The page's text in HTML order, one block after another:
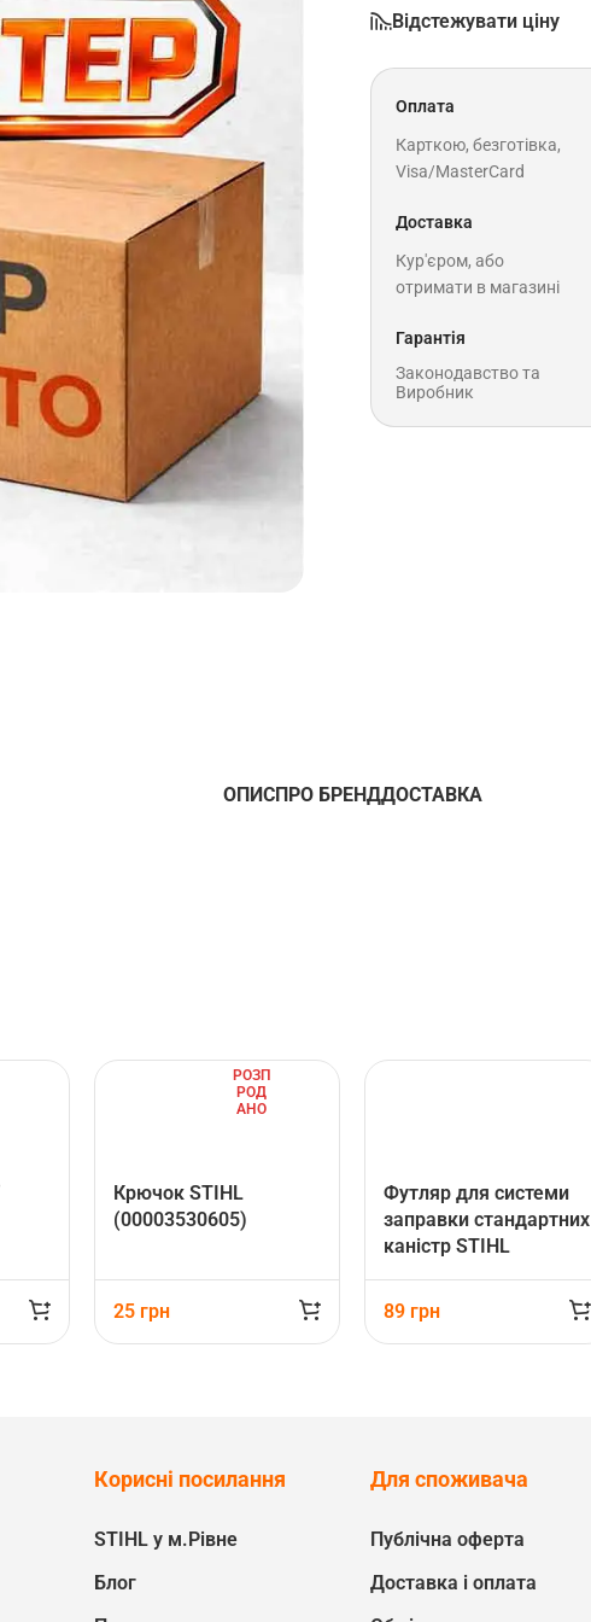
Відстежувати ціну
Оплата
Карткою, безготівка,
Visa/MasterCard
Доставка
Кур'єром, або
отримати в магазині
Гарантія
Законодавство та
Виробник
ОПИСПРО БРЕНДДОСТАВКА
РОЗП
РОД
АНО
Крючок STIHL
(00003530605)
25 грн
Футляр для системи
заправки стандартних
каністр STIHL
89 грн
Корисні посилання
STIHL у м.Рівне
Блог
Для споживача
Публічна оферта
Доставка і оплата